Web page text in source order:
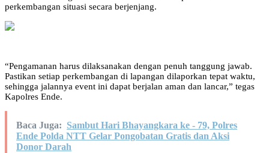
perkembangan situasi secara berjenjang.
“Pengamanan harus dilaksanakan dengan penuh tanggung jawab.
Pastikan setiap perkembangan di lapangan dilaporkan tepat waktu,
sehingga jalannya event ini dapat berjalan aman dan lancar,” tegas
Kapolres Ende.
Baca Juga: Sambut Hari Bhayangkara ke - 79, Polres
Ende Polda NTT Gelar Pongobatan Gratis dan Aksi
Donor Darah